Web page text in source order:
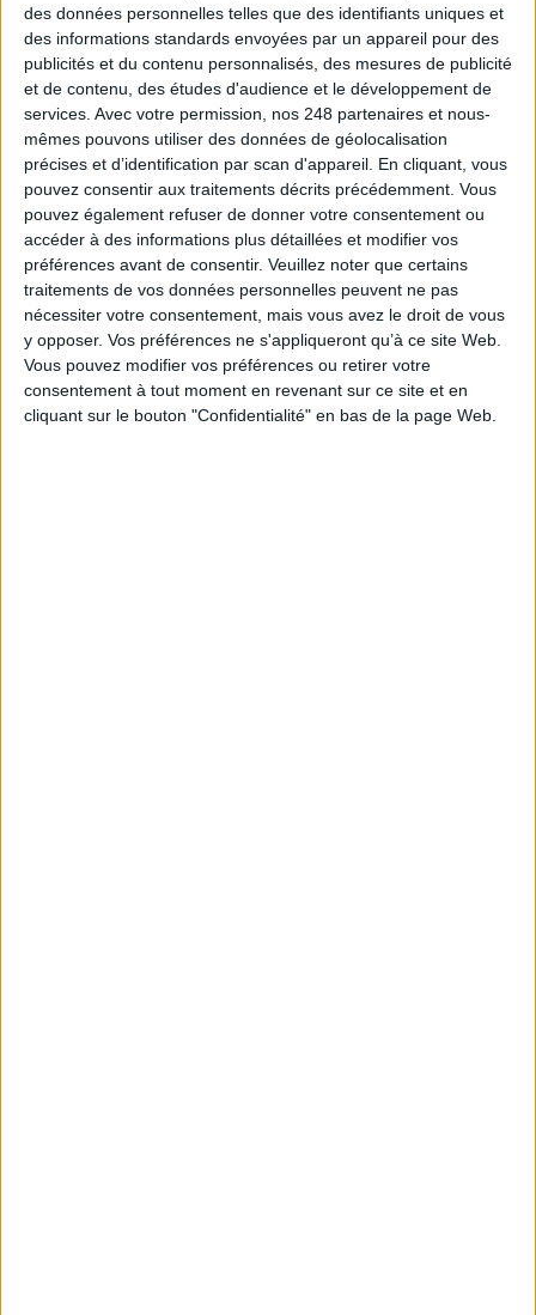
des données personnelles telles que des identifiants uniques et
des informations standards envoyées par un appareil pour des
publicités et du contenu personnalisés, des mesures de publicité
et de contenu, des études d'audience et le développement de
services. Avec votre permission, nos 248 partenaires et nous-
mêmes pouvons utiliser des données de géolocalisation
précises et d’identification par scan d'appareil. En cliquant, vous
pouvez consentir aux traitements décrits précédemment. Vous
pouvez également refuser de donner votre consentement ou
accéder à des informations plus détaillées et modifier vos
préférences avant de consentir. Veuillez noter que certains
traitements de vos données personnelles peuvent ne pas
nécessiter votre consentement, mais vous avez le droit de vous
y opposer. Vos préférences ne s'appliqueront qu’à ce site Web.
Vous pouvez modifier vos préférences ou retirer votre
consentement à tout moment en revenant sur ce site et en
cliquant sur le bouton "Confidentialité" en bas de la page Web.
Le 13/sep/2024
communiqué
Enjeu primordial pour les organisations, une bonne gouvernance des
données ne doit rien laisser au hasard, contribuant à leur productivité et à
leur compétitivité. Mais face à la recrudescence de risques cyber, garantir un
accès à des données à tout moment est désormais...
Lire la suite...